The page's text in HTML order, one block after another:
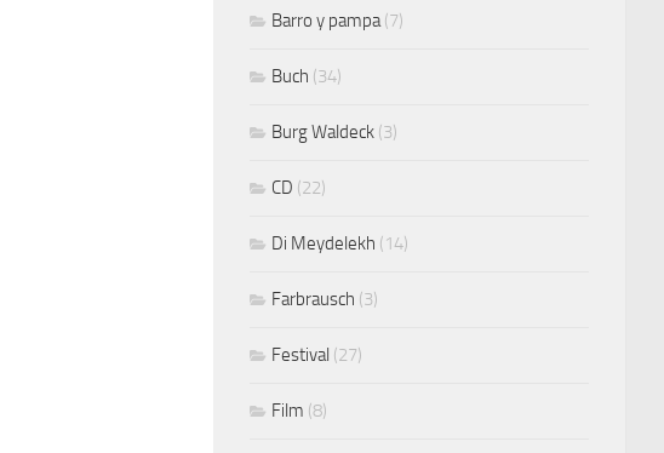
Barro y pampa (7)
Buch (34)
Burg Waldeck (3)
CD (22)
Di Meydelekh (14)
Farbrausch (3)
Festival (27)
Film (8)